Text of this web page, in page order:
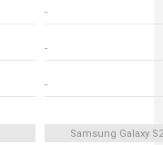
-
-
-
Samsung Galaxy